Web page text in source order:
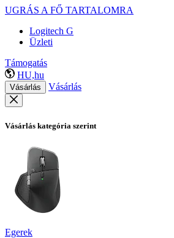
UGRÁS A FŐ TARTALOMRA
Logitech G
Üzleti
Támogatás
HU,hu
Vásárlás Vásárlás
Vásárlás kategória szerint
Egerek